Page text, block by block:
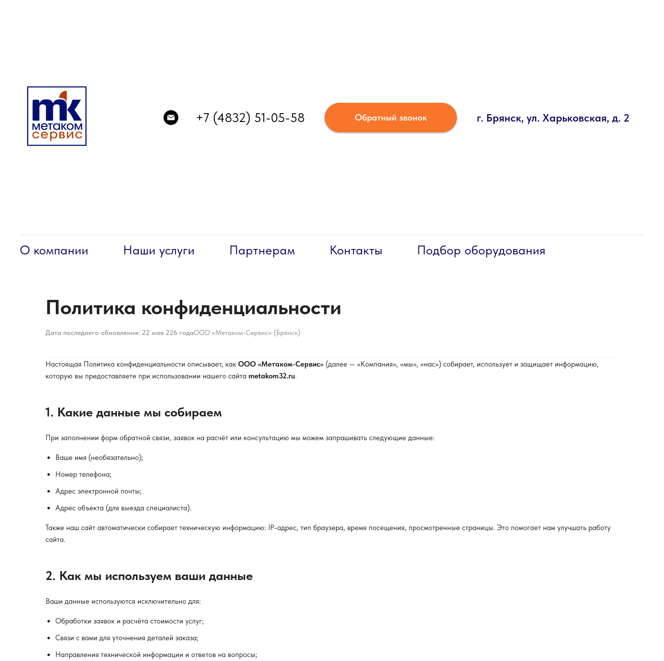
+7 (4832) 51-05-58 Обратный звонок г. Брянск, ул. Харьковская, д. 2
О компании Наши услуги Партнерам Контакты Подбор оборудования
Политика конфиденциальности
Дата последнего обновления: 22 мая 226 годаООО «Метаком-Сервис» (Брянск)
Настоящая Политика конфиденциальности описывает, как ООО «Метаком-Сервис» (далее — «Компания», «мы», «нас») собирает, использует и защищает информацию,
которую вы предоставляете при использовании нашего сайта metakom32.ru.
1. Какие данные мы собираем
При заполнении форм обратной связи, заявок на расчёт или консультацию мы можем запрашивать следующие данные:
Ваше имя (необязательно);
Номер телефона;
Адрес электронной почты;
Адрес объекта (для выезда специалиста).
Также наш сайт автоматически собирает техническую информацию: IP-адрес, тип браузера, время посещения, просмотренные страницы. Это помогает нам улучшать работу
сайта.
2. Как мы используем ваши данные
Ваши данные используются исключительно для:
Обработки заявок и расчёта стоимости услуг;
Связи с вами для уточнения деталей заказа;
Направления технической информации и ответов на вопросы;